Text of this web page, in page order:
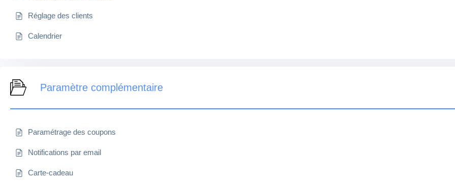
Réglage des clients
Calendrier
Paramètre complémentaire
Paramétrage des coupons
Notifications par email
Carte-cadeau